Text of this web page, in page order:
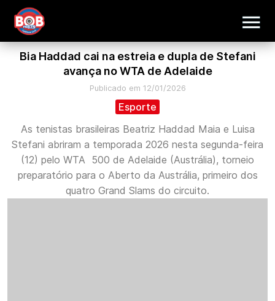
Bia Haddad cai na estreia e dupla de Stefani
avança no WTA de Adelaide
Publicado em 12/01/2026
Esporte
As tenistas brasileiras Beatriz Haddad Maia e Luisa
Stefani abriram a temporada 2026 nesta segunda-feira
(12) pelo WTA 500 de Adelaide (Austrália), torneio
preparatório para o Aberto da Austrália, primeiro dos
quatro Grand Slams do circuito.